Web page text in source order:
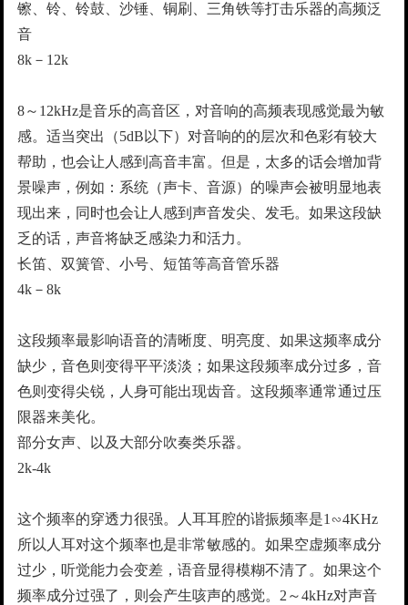
镲、铃、铃鼓、沙锤、铜刷、三角铁等打击乐器的高频泛
音
8k－12k
8～12kHz是音乐的高音区，对音响的高频表现感觉最为敏
感。适当突出（5dB以下）对音响的的层次和色彩有较大
帮助，也会让人感到高音丰富。但是，太多的话会增加背
景噪声，例如：系统（声卡、音源）的噪声会被明显地表
现出来，同时也会让人感到声音发尖、发毛。如果这段缺
乏的话，声音将缺乏感染力和活力。
长笛、双簧管、小号、短笛等高音管乐器
4k－8k
这段频率最影响语音的清晰度、明亮度、如果这频率成分
缺少，音色则变得平平淡淡；如果这段频率成分过多，音
色则变得尖锐，人身可能出现齿音。这段频率通常通过压
限器来美化。
部分女声、以及大部分吹奏类乐器。
2k-4k
这个频率的穿透力很强。人耳耳腔的谐振频率是1∽4KHz
所以人耳对这个频率也是非常敏感的。如果空虚频率成分
过少，听觉能力会变差，语音显得模糊不清了。如果这个
频率成分过强了，则会产生咳声的感觉。2～4kHz对声音